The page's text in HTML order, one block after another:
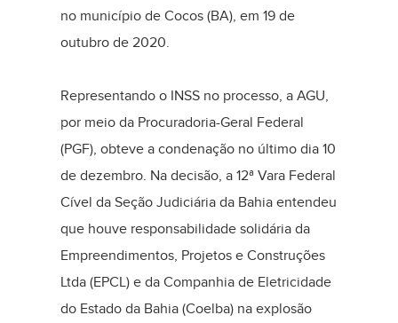
no município de Cocos (BA), em 19 de
outubro de 2020.
Representando o INSS no processo, a AGU,
por meio da Procuradoria-Geral Federal
(PGF), obteve a condenação no último dia 10
de dezembro. Na decisão, a 12ª Vara Federal
Cível da Seção Judiciária da Bahia entendeu
que houve responsabilidade solidária da
Empreendimentos, Projetos e Construções
Ltda (EPCL) e da Companhia de Eletricidade
do Estado da Bahia (Coelba) na explosão